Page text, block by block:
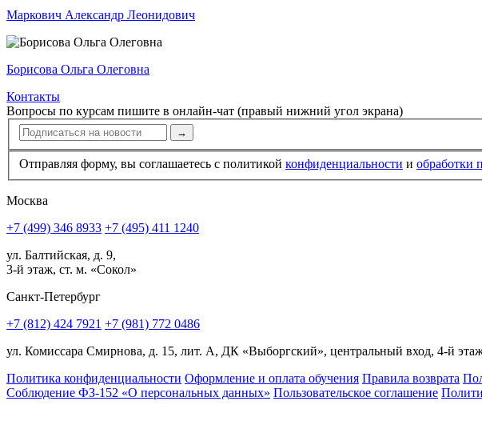
Маркович Александ­р Леонидович
Борисова Ольга Олеговна
Контакты
Вопросы по курсам пишите в онлайн-чат (правый нижний угол экрана)
→
Отправляя форму, вы соглашаетесь с политикой конфи­ден­циальности и обработки
Москва
+7 (499) 346 8933 +7 (495) 411 1240
ул. Балтийская, д. 9,
3-й этаж, ст. м. «Сокол»
Санкт-Петербург
+7 (812) 424 7921 +7 (981) 772 0486
ул. Комиссара Смирнова, д. 15, лит. А, ДК «Выборгский», центральный вход, 4-й
Политика конфиденциальности Оформление и оплата обучения Правила возврата
Соблюдение ФЗ-152 «О персональ­ных данных» Пользовательское соглашение